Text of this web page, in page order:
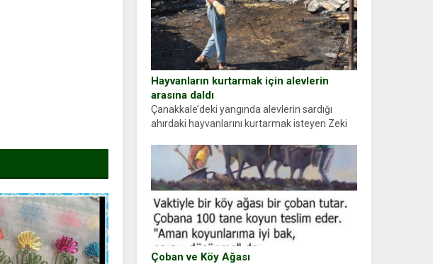
Hayvanların kurtarmak için alevlerin
arasına daldı
Çanakkale’deki yangında alevlerin sardığı
ahırdaki hayvanlarını kurtarmak isteyen Zeki
ellerinde yanıklar oluşan Demir, kâbus dolu
anları anlattı… Merkeze bağlı...
Çoban ve Köy Ağası